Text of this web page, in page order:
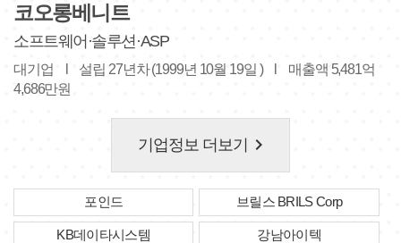
하
세
요
코오롱베니트
소프트웨어·솔루션·ASP
대기업 설립 27년차 (1999년 10월 19일 )
매출액 5,481억
4,686만원
기업정보 더보기 keyboard_arrow_right
포인드 브릴스 BRILS Corp
KB데이타시스템 강남아이텍